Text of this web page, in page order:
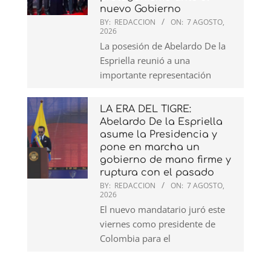
nuevo Gobierno
BY: REDACCION ON: 7 AGOSTO,
2026
La posesión de Abelardo De la
Espriella reunió a una
importante representación
LA ERA DEL TIGRE:
Abelardo De la Espriella
asume la Presidencia y
pone en marcha un
gobierno de mano firme y
ruptura con el pasado
BY: REDACCION ON: 7 AGOSTO,
2026
El nuevo mandatario juró este
viernes como presidente de
Colombia para el